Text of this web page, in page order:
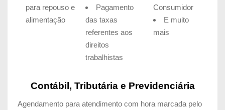
para repouso e
alimentação
Pagamento
das taxas
referentes aos
direitos
trabalhistas
Consumidor
E muito
mais
Contábil, Tributária e Previdenciária
Agendamento para atendimento com hora marcada pelo